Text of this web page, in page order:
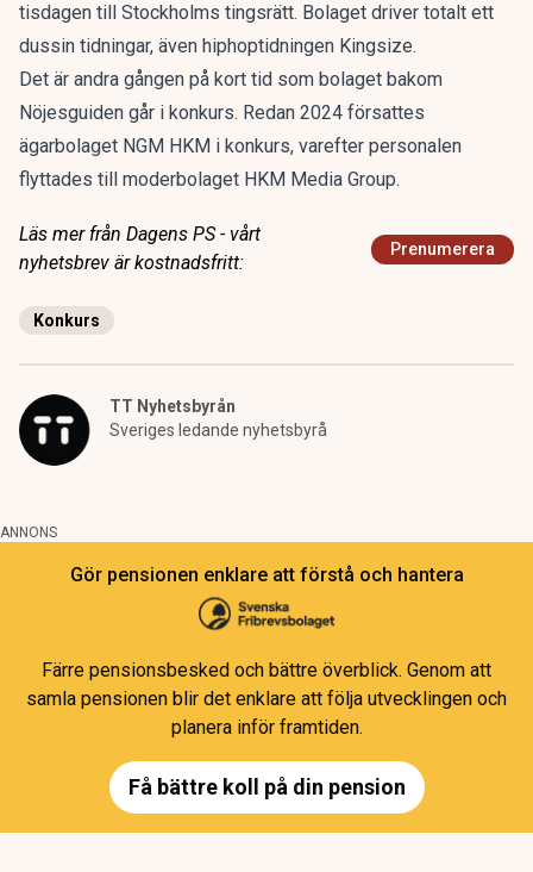
tisdagen till Stockholms tingsrätt. Bolaget driver totalt ett
dussin tidningar, även hiphoptidningen Kingsize.
Det är andra gången på kort tid som bolaget bakom
Nöjesguiden går i konkurs. Redan 2024 försattes
ägarbolaget NGM HKM i konkurs, varefter personalen
flyttades till moderbolaget HKM Media Group.
Läs mer från Dagens PS - vårt
nyhetsbrev är kostnadsfritt:
Prenumerera
Konkurs
TT Nyhetsbyrån
Sveriges ledande nyhetsbyrå
ANNONS
Gör pensionen enklare att förstå och hantera
Färre pensionsbesked och bättre överblick. Genom att
samla pensionen blir det enklare att följa utvecklingen och
planera inför framtiden.
Få bättre koll på din pension